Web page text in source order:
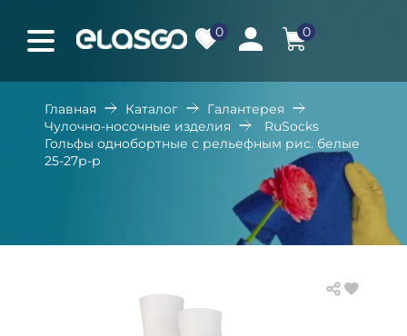
0 0
Главная Каталог
Галантерея
Чулочно-носочные изделия
RuSocks
Гольфы однобортные с рельефным рис. белые
25-27р-р